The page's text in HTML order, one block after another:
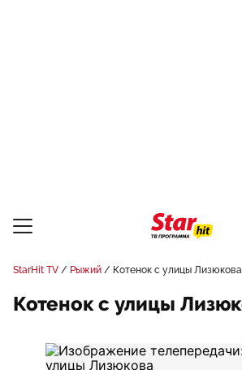
StarHit TV Рыжий Котенок с улицы Лизюкова
Котенок с улицы